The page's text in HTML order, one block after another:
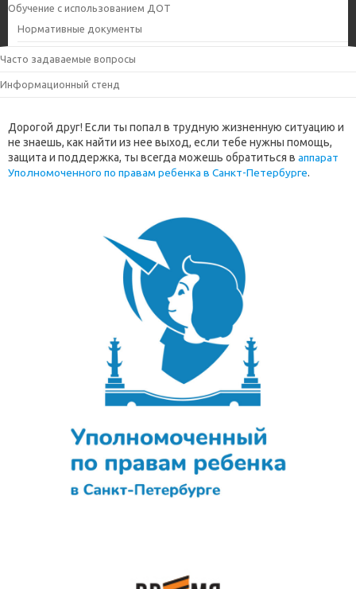
Обучение с использованием ДОТ
Нормативные документы
Часто задаваемые вопросы
Информационный стенд
Дорогой друг! Если ты попал в трудную жизненную ситуацию и
не знаешь, как найти из нее выход, если тебе нужны помощь,
защита и поддержка, ты всегда можешь обратиться в аппарат
Уполномоченного по правам ребенка в Санкт-Петербурге.